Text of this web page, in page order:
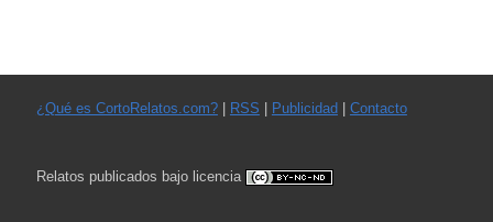
¿Qué es CortoRelatos.com?| RSS Publicidad Contacto
Relatos publicados bajo licencia